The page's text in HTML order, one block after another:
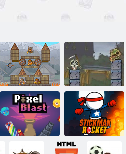
Explosion
koloboks 2
Roly-Poly
Cannon Bloody
Monsters Pack-